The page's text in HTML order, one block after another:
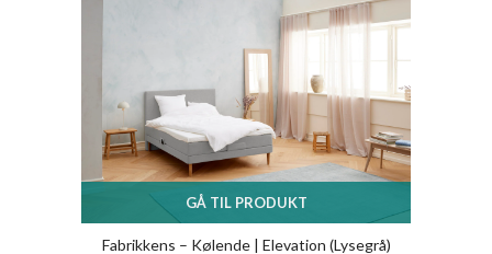
GÅ TIL PRODUKT
Fabrikkens – Kølende | Elevation (Lysegrå)